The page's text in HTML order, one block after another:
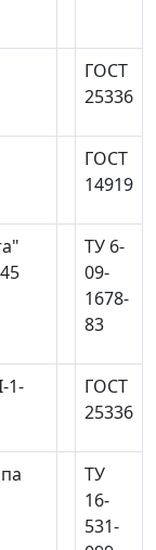
ГОСТ
25336
ГОСТ
14919
ТУ 6-
09-
1678-
83
1-
ГОСТ
25336
ТУ
16-
531-